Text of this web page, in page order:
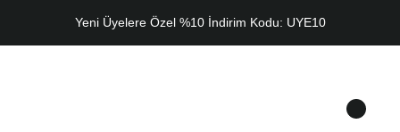
Yeni Üyelere Özel %10 İndirim Kodu: UYE10